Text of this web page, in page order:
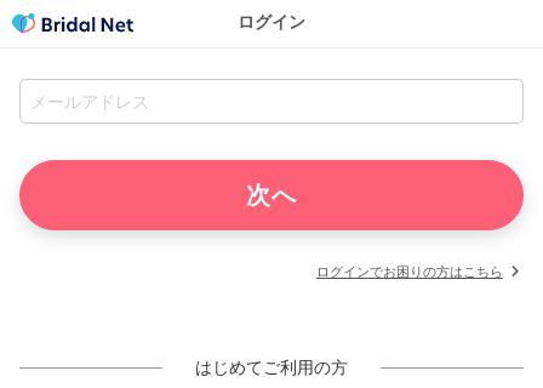
ログイン
ログインでお困りの方はこちら
はじめてご利用の方